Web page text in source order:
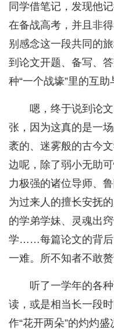
同学借笔记，发现他
在备战高考，并且非
别感念这一段共同的
到论文开题、备写、
种“一个战壕”里的互
嗯，终于说到论
张，因为这真的是一
袤的、迷雾般的古今
边呢，除了弱小无助
力极强的诸位导师、
为过来人的擅长安抚
的学弟学妹、灵魂出
学……每篇论文的背后
一难。所不知者不敢
听了一学年的各
读，或是相当长一段
作“花开两朵”的灼灼